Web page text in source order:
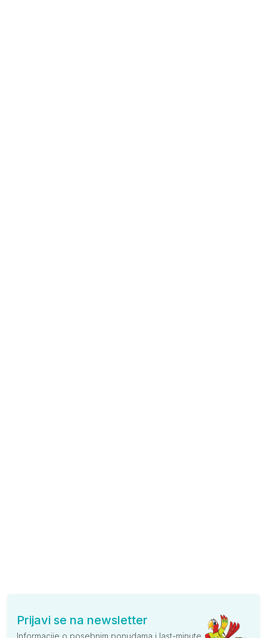
Prijavi se na newsletter
Informacije o posebnim ponudama i last-minute